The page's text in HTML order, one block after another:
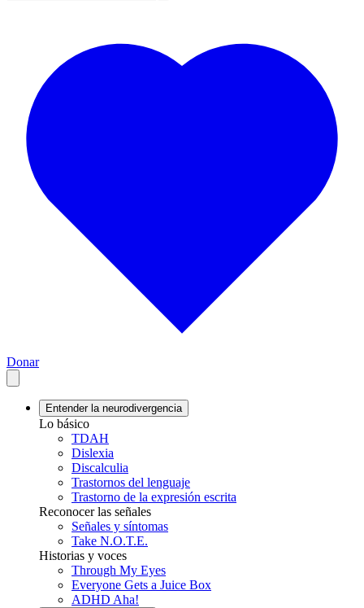
Donar
Entender la neurodivergencia
Lo básico
TDAH
Dislexia
Discalculia
Trastornos del lenguaje
Trastorno de la expresión escrita
Reconocer las señales
Señales y síntomas
Take N.O.T.E.
Historias y voces
Through My Eyes
Everyone Gets a Juice Box
ADHD Aha!